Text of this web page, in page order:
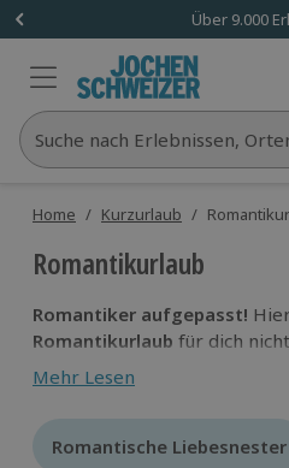
Über 9.000
Suche nach Erlebnissen,
Home / Kurzurlaub /
Romantikurlaub
Romantiker aufgepasst!
Romantikurlaub für dich
sondern etwas, das es in die
Genießt eure Auszeit zu zweit
Mehr Lesen
Romantische Liebesnester
Romantische Liebesnester